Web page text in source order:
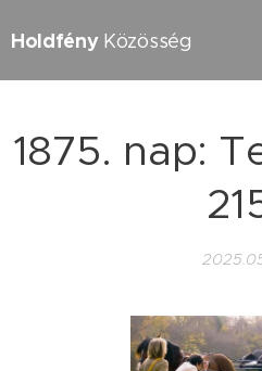
HoldfényKözösség
1875. nap: